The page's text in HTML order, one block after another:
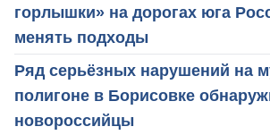
горлышки» на дорогах юга
менять подходы
Ряд серьёзных нарушений на
полигоне в Борисовке
новороссийцы